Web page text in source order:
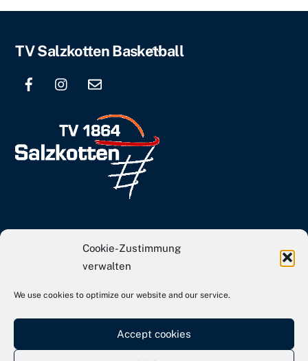
Cookie-Zustimmung
verwalten
We use cookies to optimize our website and our service.
Accept cookies
Back
TV Salzkotten Basketball
info[at]tvs-basketball.de
Webseite TVS Gesamtverein
Kontakt